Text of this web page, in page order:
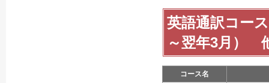
英語通訳コー
～翌年3月）
コース名